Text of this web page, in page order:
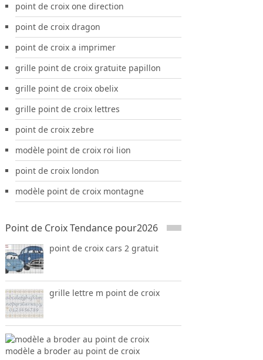
point de croix one direction
point de croix dragon
point de croix a imprimer
grille point de croix gratuite papillon
grille point de croix obelix
grille point de croix lettres
point de croix zebre
modèle point de croix roi lion
point de croix london
modèle point de croix montagne
Point de Croix Tendance pour2026
point de croix cars 2 gratuit
grille lettre m point de croix
modèle a broder au point de croix